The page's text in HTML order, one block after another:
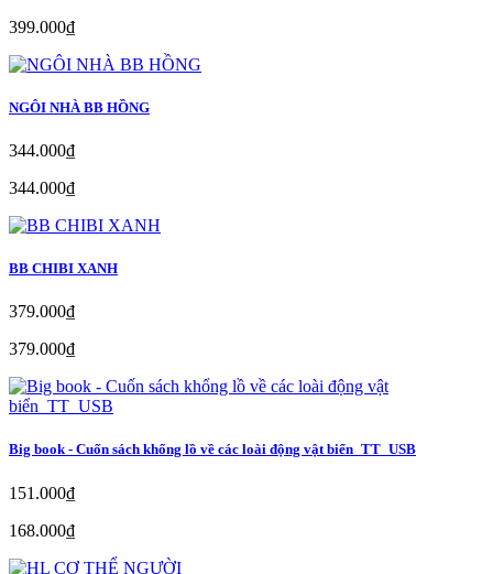
399.000₫
NGÔI NHÀ BB HỒNG
344.000₫
344.000₫
BB CHIBI XANH
379.000₫
379.000₫
Big book - Cuốn sách khổng lồ về các loài động vật biển_TT_USB
151.000₫
168.000₫